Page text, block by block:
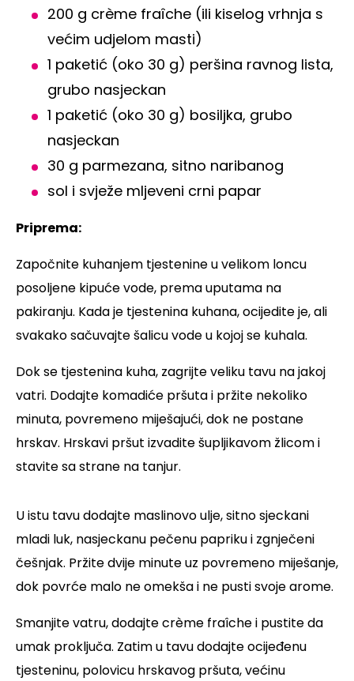
200 g crème fraîche (ili kiselog vrhnja s
većim udjelom masti)
1 paketić (oko 30 g) peršina ravnog lista,
grubo nasjeckan
1 paketić (oko 30 g) bosiljka, grubo
nasjeckan
30 g parmezana, sitno naribanog
sol i svježe mljeveni crni papar
Priprema:
Započnite kuhanjem tjestenine u velikom loncu
posoljene kipuće vode, prema uputama na
pakiranju. Kada je tjestenina kuhana, ocijedite je, ali
svakako sačuvajte šalicu vode u kojoj se kuhala.
Dok se tjestenina kuha, zagrijte veliku tavu na jakoj
vatri. Dodajte komadiće pršuta i pržite nekoliko
minuta, povremeno miješajući, dok ne postane
hrskav. Hrskavi pršut izvadite šupljikavom žlicom i
stavite sa strane na tanjur.
U istu tavu dodajte maslinovo ulje, sitno sjeckani
mladi luk, nasjeckanu pečenu papriku i zgnječeni
češnjak. Pržite dvije minute uz povremeno miješanje,
dok povrće malo ne omekša i ne pusti svoje arome.
Smanjite vatru, dodajte crème fraîche i pustite da
umak proključa. Zatim u tavu dodajte ocijeđenu
tjesteninu, polovicu hrskavog pršuta, većinu